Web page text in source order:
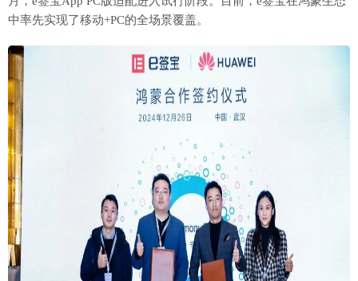
中率先实现了移动+PC的全场景覆盖。